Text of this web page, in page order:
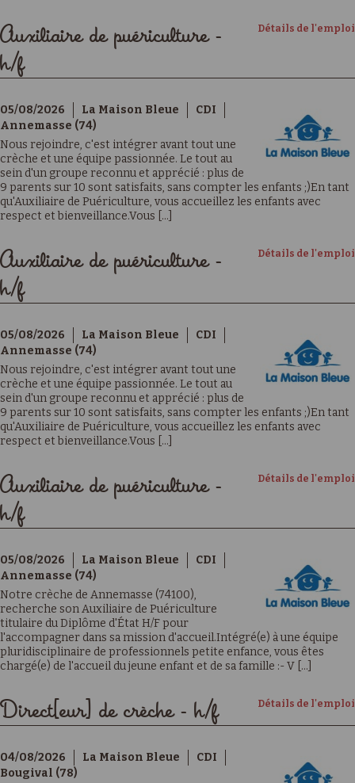
Détails de l'emploi
Auxiliaire de puériculture -
h/f
05/08/2026 La Maison Bleue
CDI
Annemasse (74)
Nous rejoindre, c'est intégrer avant tout une
crèche et une équipe passionnée. Le tout au
sein d'un groupe reconnu et apprécié : plus de
9 parents sur 10 sont satisfaits, sans compter les enfants ;)En tant
qu'Auxiliaire de Puériculture, vous accueillez les enfants avec
respect et bienveillance.Vous [...]
Détails de l'emploi
Auxiliaire de puériculture -
h/f
05/08/2026 La Maison Bleue
CDI
Annemasse (74)
Nous rejoindre, c'est intégrer avant tout une
crèche et une équipe passionnée. Le tout au
sein d'un groupe reconnu et apprécié : plus de
9 parents sur 10 sont satisfaits, sans compter les enfants ;)En tant
qu'Auxiliaire de Puériculture, vous accueillez les enfants avec
respect et bienveillance.Vous [...]
Détails de l'emploi
Auxiliaire de puériculture -
h/f
05/08/2026 La Maison Bleue
CDI
Annemasse (74)
Notre crèche de Annemasse (74100),
recherche son Auxiliaire de Puériculture
titulaire du Diplôme d'État H/F pour
l'accompagner dans sa mission d'accueil.Intégré(e) à une équipe
pluridisciplinaire de professionnels petite enfance, vous êtes
chargé(e) de l'accueil du jeune enfant et de sa famille :- V [...]
Détails de l'emploi
Direct[eur] de crèche - h/f
04/08/2026 La Maison Bleue
CDI
Bougival (78)